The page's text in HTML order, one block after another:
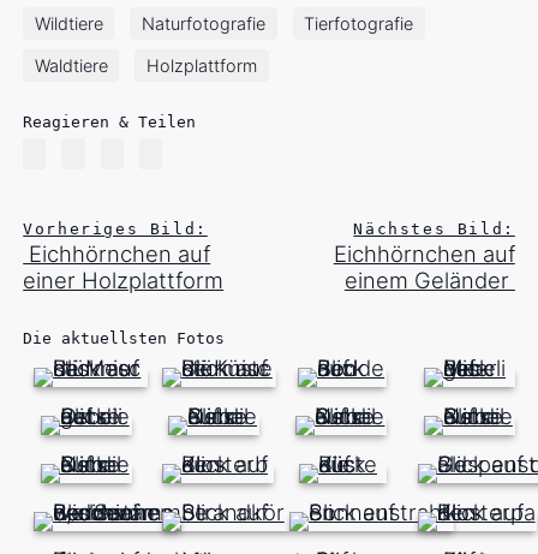
Wildtiere Naturfotografie Tierfotografie
Waldtiere Holzplattform
Reagieren & Teilen
Vorheriges Bild:
Eichhörnchen auf
einer Holzplattform
Nächstes Bild:
Eichhörnchen auf
einem Geländer
Die aktuellsten Fotos